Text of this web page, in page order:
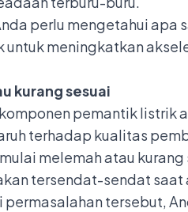
perlu mengetahui
meningkatkan
kurang sesuai
pemantik listrik
terhadap kualitas
melemah atau
tersendat-sendat saat
permasalahan tersebut,